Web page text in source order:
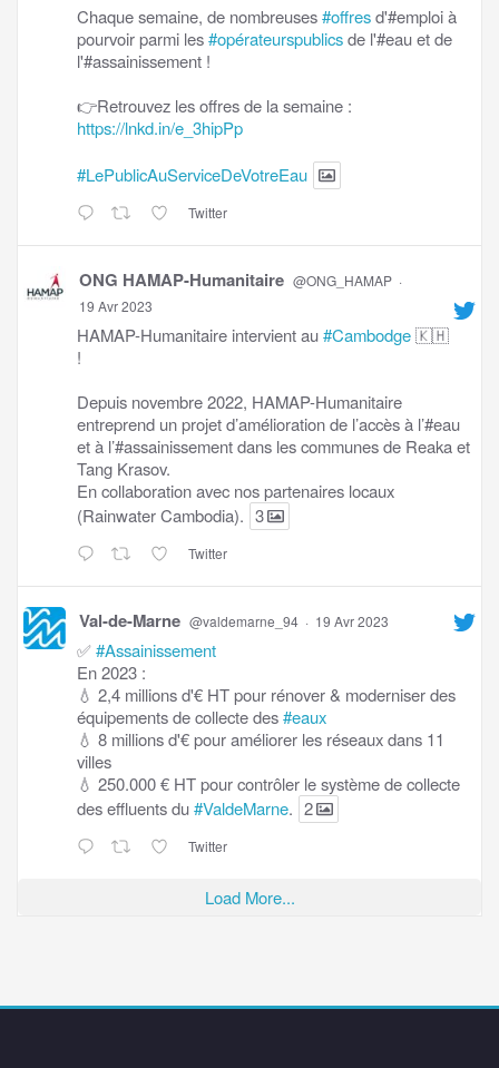
Chaque semaine, de nombreuses#offresd'#emploi à
pourvoir parmi les#opérateurspublicsde l'#eau et de
l'#assainissement !
👉Retrouvez les offres de la semaine :
https://lnkd.in/e_3hipPp
#LePublicAuServiceDeVotreEau
Twitter
ONG HAMAP-Humanitaire @ONG_HAMAP ·
19 Avr 2023
HAMAP-Humanitaire intervient au#Cambodge🇰🇭
!
Depuis novembre 2022, HAMAP-Humanitaire
entreprend un projet d’amélioration de l’accès à l’#eau
et à l’#assainissement dans les communes de Reaka et
Tang Krasov.
En collaboration avec nos partenaires locaux
(Rainwater Cambodia). 3
Twitter
Val-de-Marne @valdemarne_94 · 19 Avr 2023
✅#Assainissement
En 2023 :
💧 2,4 millions d'€ HT pour rénover & moderniser des
équipements de collecte des#eaux
💧 8 millions d'€ pour améliorer les réseaux dans 11
villes
💧 250.000 € HT pour contrôler le système de collecte
des effluents du#ValdeMarne. 2
Twitter
Load More...